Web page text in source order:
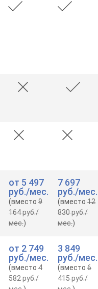
от 5 497
руб./мес.
(вместо9
164 руб./
мес.)
7 697
руб./мес.
(вместо12
830 руб./
мес.)
от 2 749
руб./мес.
(вместо4
582 руб./
3 849
руб./мес.
(вместо6
415 руб./